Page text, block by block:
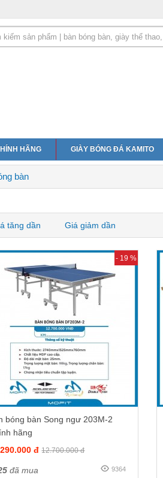
HÃNG GIÀY BÓNG ĐÁ KAMITO
bàn
tăng dần Giá giảm dần
- 19 %
bóng bàn Song ngư 203M-2
hãng
đ 12.700.000 đ
đã mua 9364